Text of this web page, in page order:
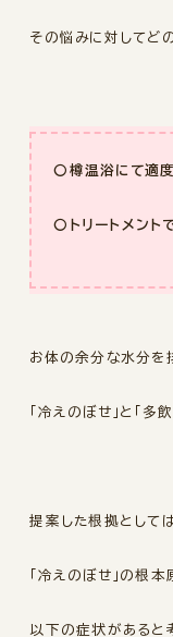
その悩みに対してど
〇樽温浴にて適
〇トリートメン
お体の余分な水分を
「冷えのぼせ」と「多飲
提案した根拠としては
「冷えのぼせ」の根本
以下の症状があると